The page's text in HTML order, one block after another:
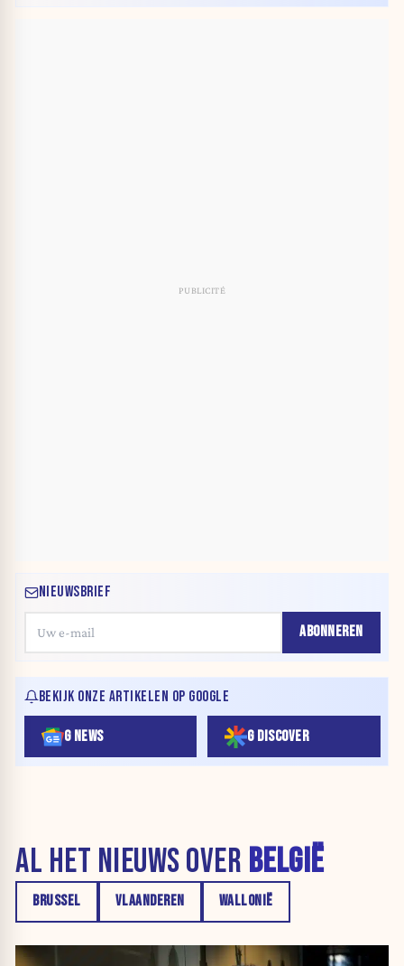
NIEUWSBRIEF
ABONNEREN
BEKIJK ONZE ARTIKELEN OP GOOGLE
G NEWS G DISCOVER
AL HET NIEUWS OVER BELGIË
BRUSSEL VLAANDEREN WALLONIË